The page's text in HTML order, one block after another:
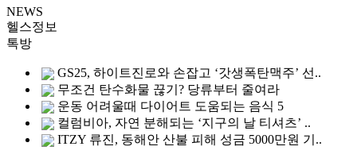
NEWS
헬스정보
톡방
GS25, 하이트진로와 손잡고 ‘갓생폭탄맥주’ 선..
무조건 탄수화물 끊기? 당류부터 줄여라
운동 어려울때 다이어트 도움되는 음식 5
컬럼비아, 자연 분해되는 ‘지구의 날 티셔츠’ ..
ITZY 류진, 동해안 산불 피해 성금 5000만원 기..